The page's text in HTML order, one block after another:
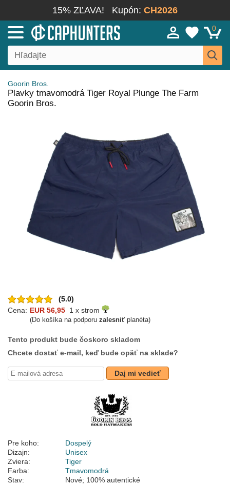
15% ZĽAVA! Kupón: CH2026
0
Goorin Bros.
Plavky tmavomodrá Tiger Royal Plunge The Farm
Goorin Bros.
(5.0)
Cena: EUR 56,95 1 x strom
(Do košíka na podporu zalesniťplanéta)
Tento produkt bude čoskoro skladom
Chcete dostať e-mail, keď bude opäť na sklade?
Daj mi vedieť
Pre koho:
Dospelý
Dizajn:
Unisex
Zviera:
Tiger
Farba:
Tmavomodrá
Stav:
Nové; 100% autentické